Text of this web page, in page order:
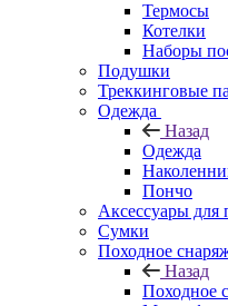
Термосы
Котелки
Наборы
Подушки
Треккинговые
Одежда
Назад
Одежда
Пончо
Аксессуары для
Сумки
Походное
Назад
Походное